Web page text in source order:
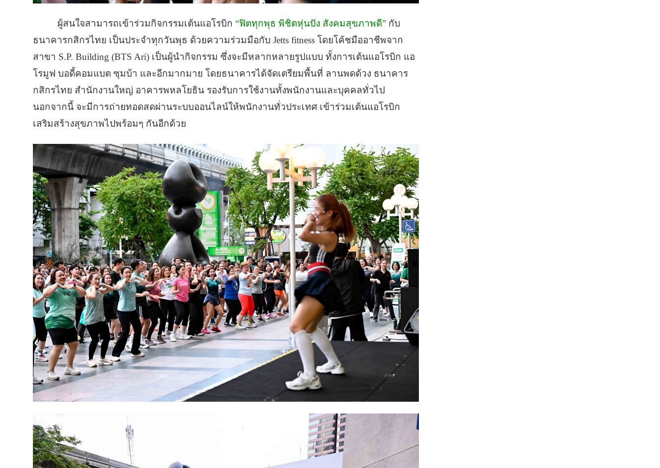
ผู้สนใจสามารถเข้าร่วมกิจกรรมเต้นแอโรบิก “ฟิตทุกพุธ พิชิตหุ่นปัง สังคมสุขภาพดี” กับ
ธนาคารกสิกรไทย เป็นประจำทุกวันพุธ ด้วยความร่วมมือกับ Jetts fitness โดยโค้ชมืออาชีพจาก
สาขา S.P. Building (BTS Ari) เป็นผู้นำกิจกรรม ซึ่งจะมีหลากหลายรูปแบบ ทั้งการเต้นแอโรบิก แอ
โรมูฟ บอดี้คอมแบต ซุมบ้า และอีกมากมาย โดยธนาคารได้จัดเตรียมพื้นที่ ลานพดด้วง ธนาคาร
กสิกรไทย สำนักงานใหญ่ อาคารพหลโยธิน รองรับการใช้งานทั้งพนักงานและบุคคลทั่วไป
นอกจากนี้ จะมีการถ่ายทอดสดผ่านระบบออนไลน์ให้พนักงานทั่วประเทศ เข้าร่วมเต้นแอโรบิก
เสริมสร้างสุขภาพไปพร้อมๆ กันอีกด้วย